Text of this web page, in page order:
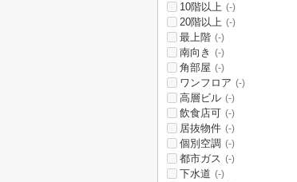
10階以上 (-)
20階以上 (-)
最上階 (-)
南向き (-)
角部屋 (-)
ワンフロア (-)
高層ビル (-)
飲食店可 (-)
居抜物件 (-)
個別空調 (-)
都市ガス (-)
下水道 (-)